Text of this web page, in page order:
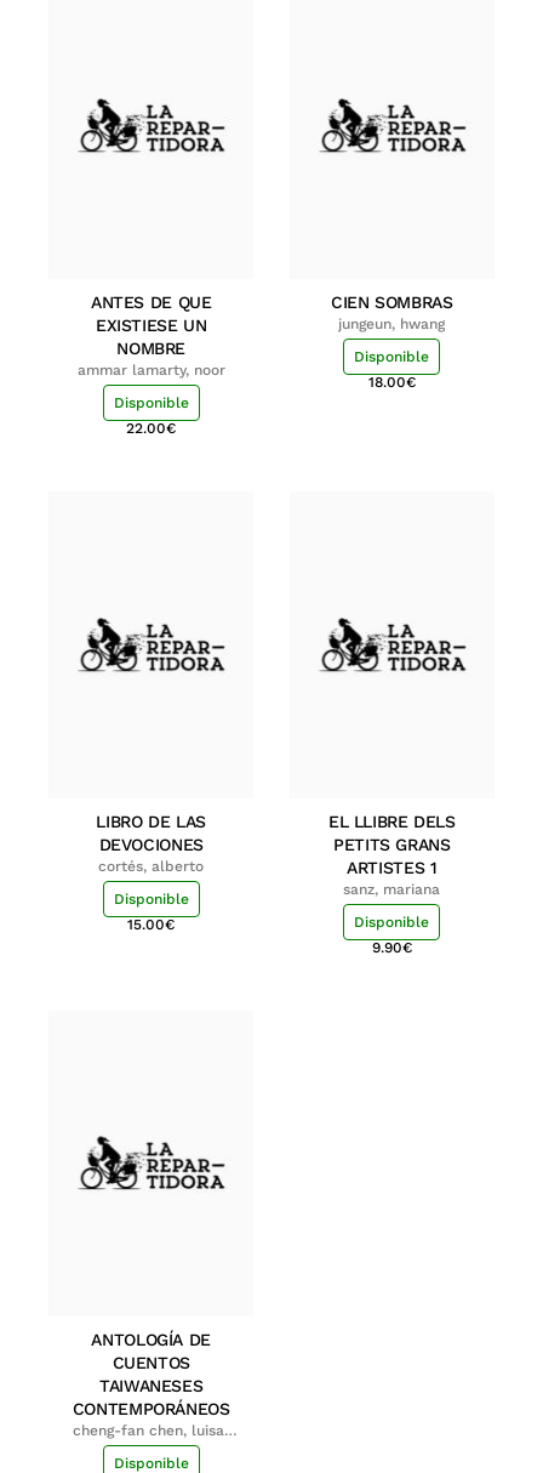
ANTES DE QUE
EXISTIESE UN
NOMBRE
ammar lamarty, noor
Disponible
22.00€
CIEN SOMBRAS
jungeun, hwang
Disponible
18.00€
LIBRO DE LAS
DEVOCIONES
cortés, alberto
Disponible
15.00€
EL LLIBRE DELS
PETITS GRANS
ARTISTES 1
sanz, mariana
Disponible
9.90€
ANTOLOGÍA DE
CUENTOS
TAIWANESES
CONTEMPORÁNEOS
cheng-fan chen, luisa;
shu-ying chang, luisa
Disponible